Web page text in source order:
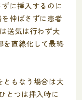
に挿入するのに
伸ばさずに患者
送気は行わず大
を直線化して最終
ともなう場合は大
とつは挿入時に